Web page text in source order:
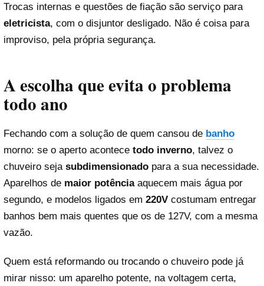
Trocas internas e questões de fiação são serviço para
eletricista, com o disjuntor desligado. Não é coisa para
improviso, pela própria segurança.
A escolha que evita o problema
todo ano
Fechando com a solução de quem cansou de banho
morno: se o aperto acontece todo inverno, talvez o
chuveiro seja subdimensionado para a sua necessidade.
Aparelhos de maior potênciaaquecem mais água por
segundo, e modelos ligados em 220V costumam entregar
banhos bem mais quentes que os de 127V, com a mesma
vazão.
Quem está reformando ou trocando o chuveiro pode já
mirar nisso: um aparelho potente, na voltagem certa,